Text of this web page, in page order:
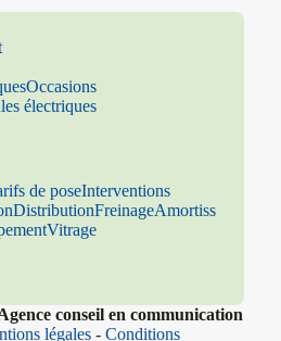
Occasions
électriques
de poseInterventions
DistributionFreinageAmortiss
Vitrage
conseil en communication
légales - Conditions